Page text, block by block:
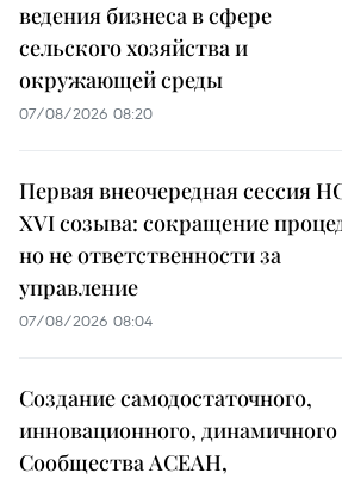
ведения бизнеса в сфере
сельского хозяйства и
окружающей среды
07/08/2026 08:20
Первая внеочередная сессия
XVI созыва: сокращение
но не ответственности за
управление
07/08/2026 08:04
Создание самодостаточного,
инновационного, динамичного
Сообщества АСЕАН,